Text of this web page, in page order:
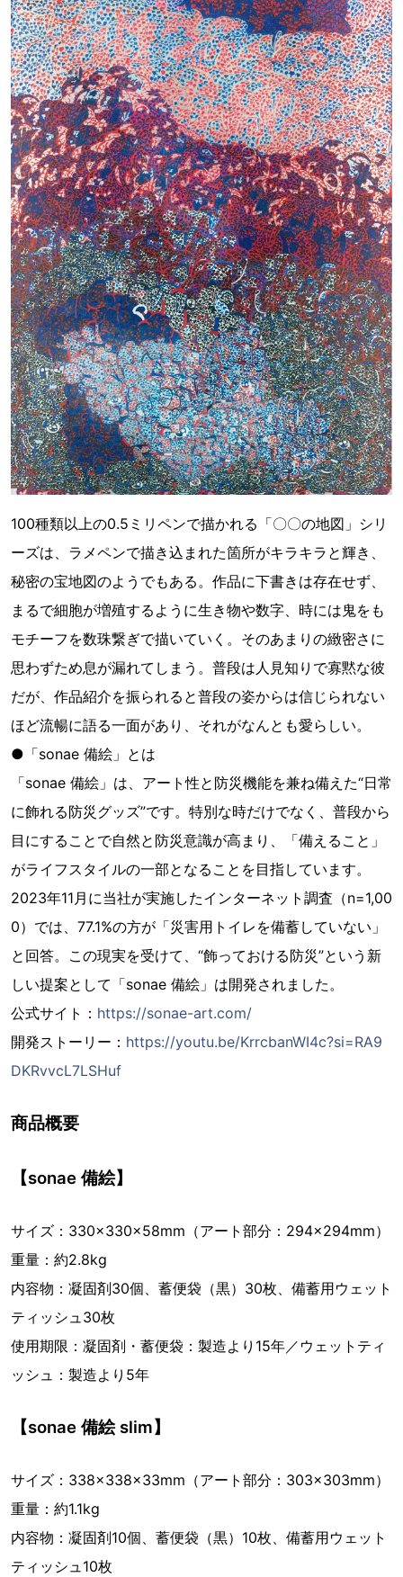
100種類以上の0.5ミリペンで描かれる「〇〇の地図」シリ
ーズは、ラメペンで描き込まれた箇所がキラキラと輝き、
秘密の宝地図のようでもある。作品に下書きは存在せず、
まるで細胞が増殖するように生き物や数字、時には鬼をも
モチーフを数珠繋ぎで描いていく。そのあまりの緻密さに
思わずため息が漏れてしまう。普段は人見知りで寡黙な彼
だが、作品紹介を振られると普段の姿からは信じられない
ほど流暢に語る一面があり、それがなんとも愛らしい。
●「sonae 備絵」とは
「sonae 備絵」は、アート性と防災機能を兼ね備えた“日常
に飾れる防災グッズ”です。特別な時だけでなく、普段から
目にすることで自然と防災意識が高まり、「備えること」
がライフスタイルの一部となることを目指しています。
2023年11月に当社が実施したインターネット調査（n=1,00
0）では、77.1%の方が「災害用トイレを備蓄していない」
と回答。この現実を受けて、“飾っておける防災”という新
しい提案として「sonae 備絵」は開発されました。
公式サイト： https://sonae-art.com/
開発ストーリー： https://youtu.be/KrrcbanWI4c?si=RA9
DKRvvcL7LSHuf
商品概要
【sonae 備絵】
サイズ：330×330×58mm（アート部分：294×294mm）
重量：約2.8kg
内容物：凝固剤30個、蓄便袋（黒）30枚、備蓄用ウェット
ティッシュ30枚
使用期限：凝固剤・蓄便袋：製造より15年／ウェットティ
ッシュ：製造より5年
【sonae 備絵 slim】
サイズ：338×338×33mm（アート部分：303×303mm）
重量：約1.1kg
内容物：凝固剤10個、蓄便袋（黒）10枚、備蓄用ウェット
ティッシュ10枚